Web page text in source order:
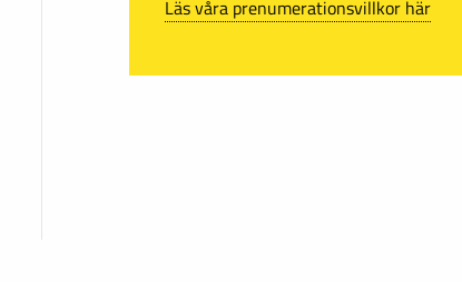
Läs våra prenumerationsvillkor här